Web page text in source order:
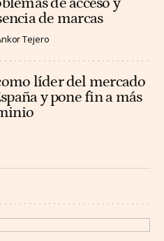
de marcas
Tejero
líder del mercado
y pone fin a más